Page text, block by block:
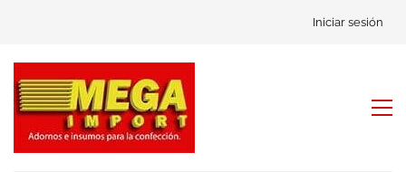
Iniciar sesión